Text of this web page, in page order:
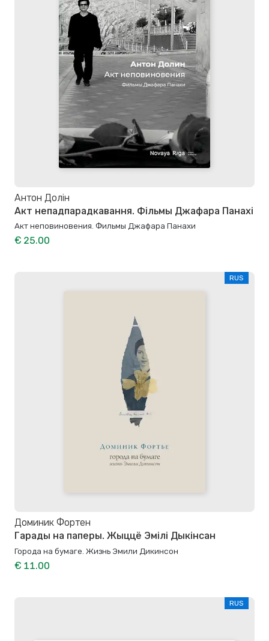
Антон Долін
Акт непадпарадкавання. Фільмы Джафара Панахі
Акт неповиновения. Фильмы Джафара Панахи
€ 25.00
RUS
Доминик Фортен
Гарады на паперы. Жыццё Эмілі Дыкінсан
Города на бумаге. Жизнь Эмили Дикинсон
€ 11.00
RUS